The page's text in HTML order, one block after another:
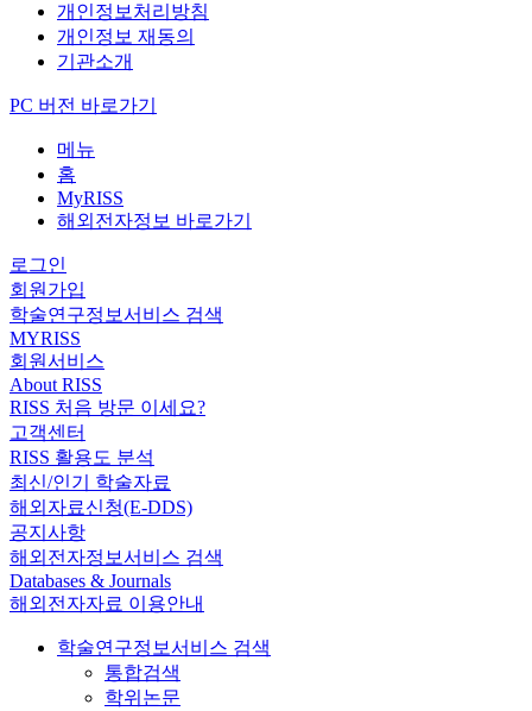
개인정보처리방침
개인정보 재동의
기관소개
PC 버전 바로가기
메뉴
홈
MyRISS
해외전자정보 바로가기
로그인
회원가입
학술연구정보서비스 검색
MYRISS
회원서비스
About RISS
RISS 처음 방문 이세요?
고객센터
RISS 활용도 분석
최신/인기 학술자료
해외자료신청(E-DDS)
공지사항
해외전자정보서비스 검색
Databases & Journals
해외전자자료 이용안내
학술연구정보서비스 검색
통합검색
학위논문